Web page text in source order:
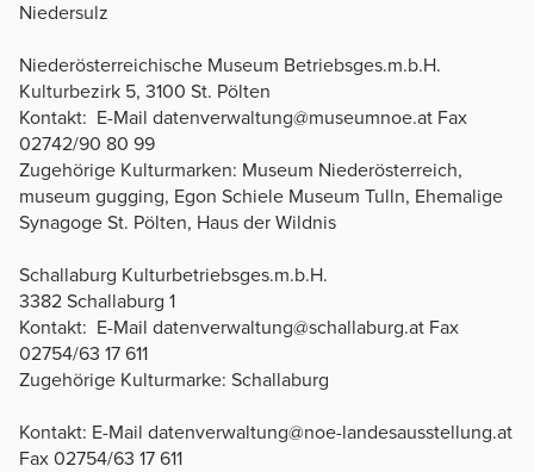
Niedersulz
Niederösterreichische Museum Betriebsges.m.b.H.
Kulturbezirk 5, 3100 St. Pölten
Kontakt: E-Mail datenverwaltung@museumnoe.at Fax
02742/90 80 99
Zugehörige Kulturmarken: Museum Niederösterreich,
museum gugging, Egon Schiele Museum Tulln, Ehemalige
Synagoge St. Pölten, Haus der Wildnis
Schallaburg Kulturbetriebsges.m.b.H.
3382 Schallaburg 1
Kontakt: E-Mail datenverwaltung@schallaburg.at Fax
02754/63 17 611
Zugehörige Kulturmarke: Schallaburg
Kontakt: E-Mail datenverwaltung@noe-landesausstellung.at
Fax 02754/63 17 611